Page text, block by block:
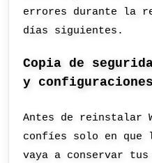
errores durante la
días siguientes.
Copia de
y configuraciones
Antes de reinstalar
confíes solo en que
vaya a conservar